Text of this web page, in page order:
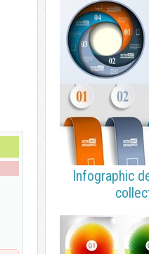
Infographic